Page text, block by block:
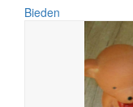
Bieden